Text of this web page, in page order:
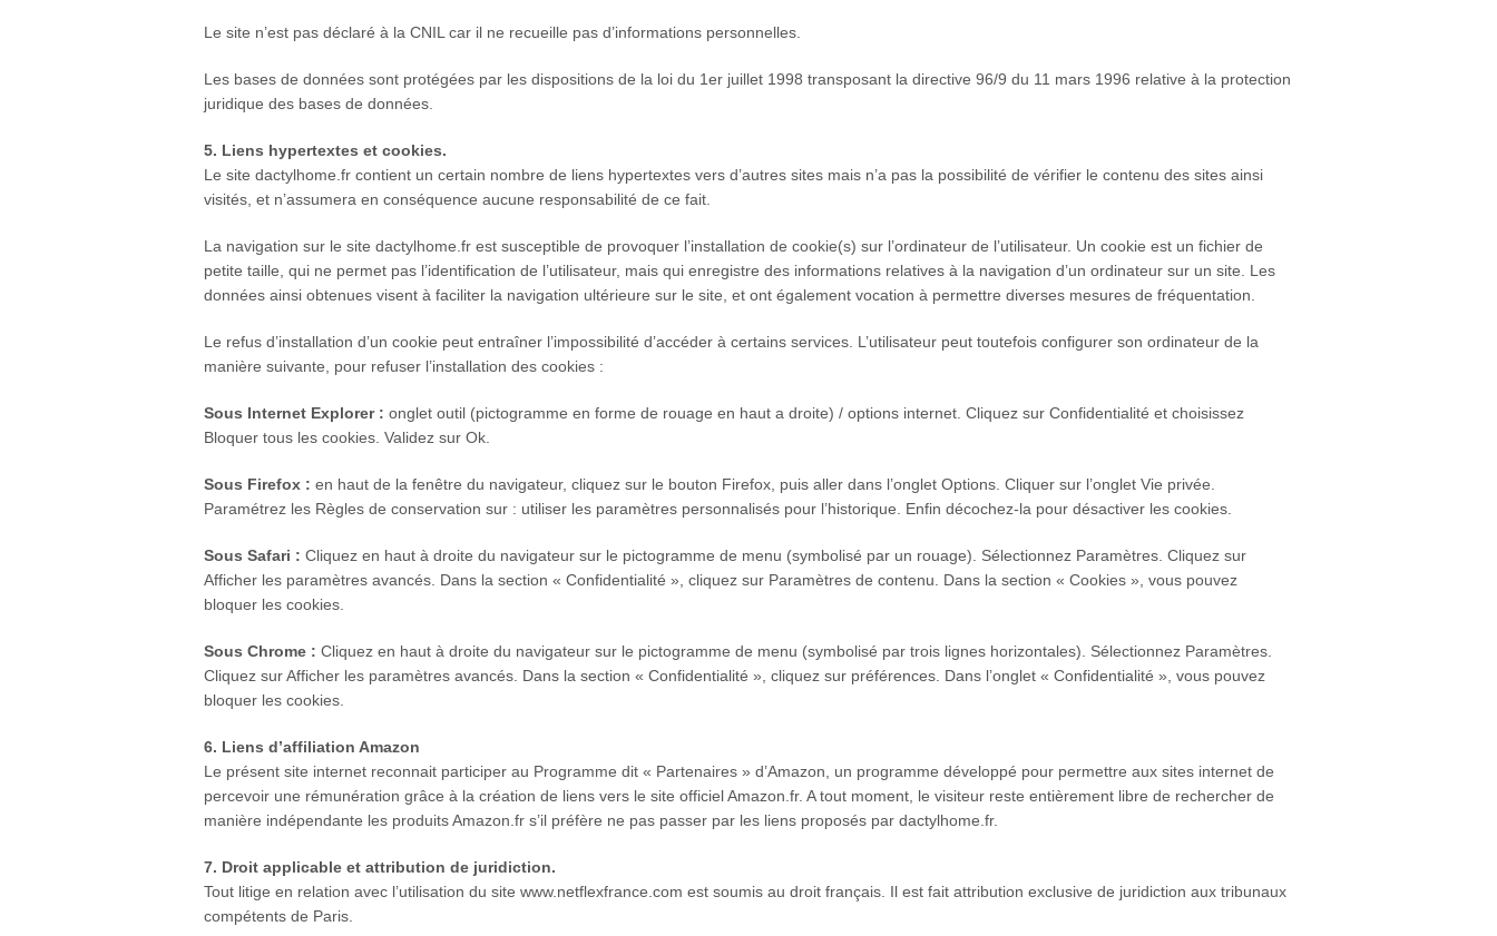
Le site n’est pas déclaré à la CNIL car il ne recueille pas d’informations personnelles.
Les bases de données sont protégées par les dispositions de la loi du 1er juillet 1998 transposant la directive 96/9 du 11 mars 1996 relative à la protection
juridique des bases de données.
5. Liens hypertextes et cookies.
Le site dactylhome.fr contient un certain nombre de liens hypertextes vers d’autres sites mais n’a pas la possibilité de vérifier le contenu des sites ainsi
visités, et n’assumera en conséquence aucune responsabilité de ce fait.
La navigation sur le site dactylhome.fr est susceptible de provoquer l’installation de cookie(s) sur l’ordinateur de l’utilisateur. Un cookie est un fichier de
petite taille, qui ne permet pas l’identification de l’utilisateur, mais qui enregistre des informations relatives à la navigation d’un ordinateur sur un site. Les
données ainsi obtenues visent à faciliter la navigation ultérieure sur le site, et ont également vocation à permettre diverses mesures de fréquentation.
Le refus d’installation d’un cookie peut entraîner l’impossibilité d’accéder à certains services. L’utilisateur peut toutefois configurer son ordinateur de la
manière suivante, pour refuser l’installation des cookies :
Sous Internet Explorer : onglet outil (pictogramme en forme de rouage en haut a droite) / options internet. Cliquez sur Confidentialité et choisissez
Bloquer tous les cookies. Validez sur Ok.
Sous Firefox : en haut de la fenêtre du navigateur, cliquez sur le bouton Firefox, puis aller dans l’onglet Options. Cliquer sur l’onglet Vie privée.
Paramétrez les Règles de conservation sur : utiliser les paramètres personnalisés pour l’historique. Enfin décochez-la pour désactiver les cookies.
Sous Safari : Cliquez en haut à droite du navigateur sur le pictogramme de menu (symbolisé par un rouage). Sélectionnez Paramètres. Cliquez sur
Afficher les paramètres avancés. Dans la section « Confidentialité », cliquez sur Paramètres de contenu. Dans la section « Cookies », vous pouvez
bloquer les cookies.
Sous Chrome : Cliquez en haut à droite du navigateur sur le pictogramme de menu (symbolisé par trois lignes horizontales). Sélectionnez Paramètres.
Cliquez sur Afficher les paramètres avancés. Dans la section « Confidentialité », cliquez sur préférences. Dans l’onglet « Confidentialité », vous pouvez
bloquer les cookies.
6. Liens d’affiliation Amazon
Le présent site internet reconnait participer au Programme dit « Partenaires » d’Amazon, un programme développé pour permettre aux sites internet de
percevoir une rémunération grâce à la création de liens vers le site officiel Amazon.fr. A tout moment, le visiteur reste entièrement libre de rechercher de
manière indépendante les produits Amazon.fr s’il préfère ne pas passer par les liens proposés par dactylhome.fr.
7. Droit applicable et attribution de juridiction.
Tout litige en relation avec l’utilisation du site www.netflexfrance.com est soumis au droit français. Il est fait attribution exclusive de juridiction aux tribunaux
compétents de Paris.